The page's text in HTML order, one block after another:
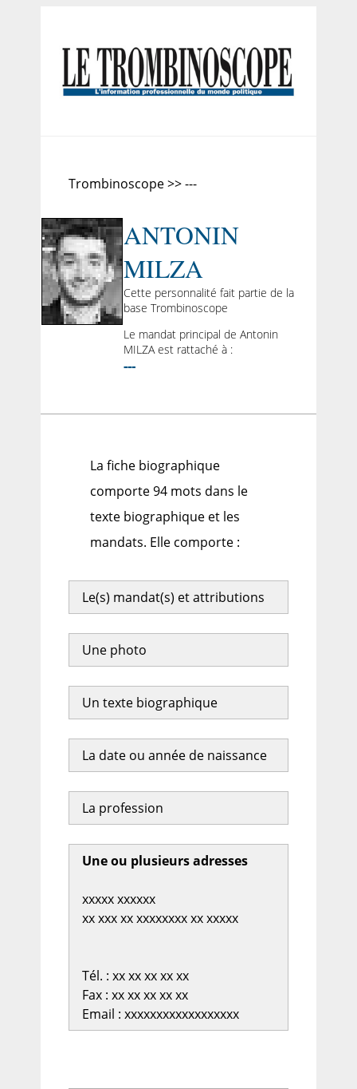
Trombinoscope >> ---
ANTONIN
MILZA
Cette personnalité fait partie de la
base Trombinoscope
Le mandat principal de Antonin
MILZA est rattaché à :
---
La fiche biographique
comporte 94 mots dans le
texte biographique et les
mandats. Elle comporte :
Le(s) mandat(s) et attributions
Une photo
Un texte biographique
La date ou année de naissance
La profession
Une ou plusieurs adresses
xxxxx xxxxxx
xx xxx xx xxxxxxxx xx xxxxx
Tél. : xx xx xx xx xx
Fax : xx xx xx xx xx
Email : xxxxxxxxxxxxxxxxxx